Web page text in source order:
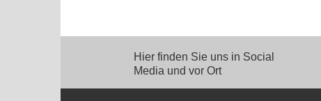
Hier finden Sie uns in Social
Media und vor Ort